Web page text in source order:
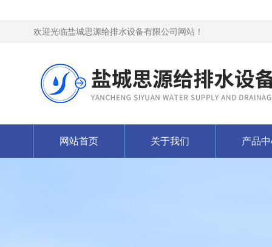
欢迎光临盐城思源给排水设备有限公司网站！
网站首页 关于我们 产品